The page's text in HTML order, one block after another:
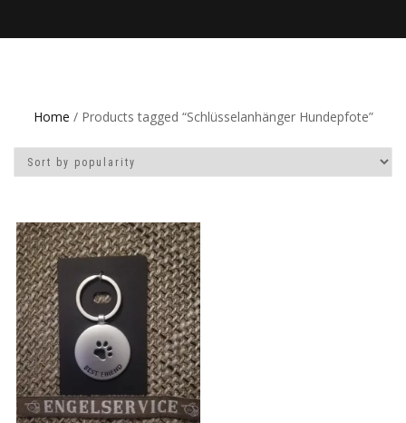
Home / Products tagged “Schlüsselanhänger Hundepfote”